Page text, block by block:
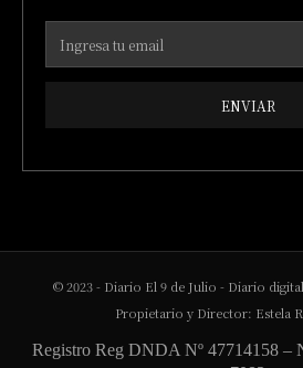
ENVIAR
© 2023 - Diario El 9 de Julio - Diario
Propietario y Director: Estela
Registro Reg DNDA Nº 47714158 –